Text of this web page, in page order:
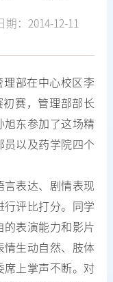
期：2014-12-11
部在中心校区李
赛，管理部部长
旭东参加了这场精
员以及药学院四个
言表达、剧情表现
行评比打分。同学
的表演能力和影片
情生动自然、肢体
席上掌声不断。对